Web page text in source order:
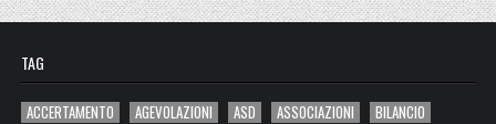
TAG
ACCERTAMENTO AGEVOLAZIONI ASD ASSOCIAZIONI
BILANCIO